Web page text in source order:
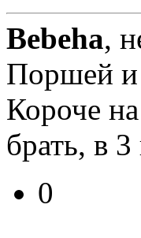
Bebeha,
Поршей и
Короче
брать, в 3
0